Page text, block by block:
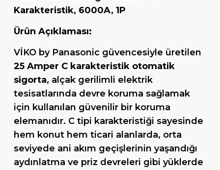
Karakteristik, 6000A, 1P
Ürün Açıklaması:
VİKO by Panasonic güvencesiyle üretilen
25 Amper C karakteristik otomatik
sigorta, alçak gerilimli elektrik
tesisatlarında devre koruma sağlamak
için kullanılan güvenilir bir koruma
elemanıdır. C tipi karakteristiği sayesinde
hem konut hem ticari alanlarda, orta
seviyede ani akım geçişlerinin yaşandığı
aydınlatma ve priz devreleri gibi yüklerde